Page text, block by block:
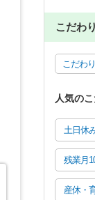
こだわり
こだわ
人気の
土日休
残業月
産休・